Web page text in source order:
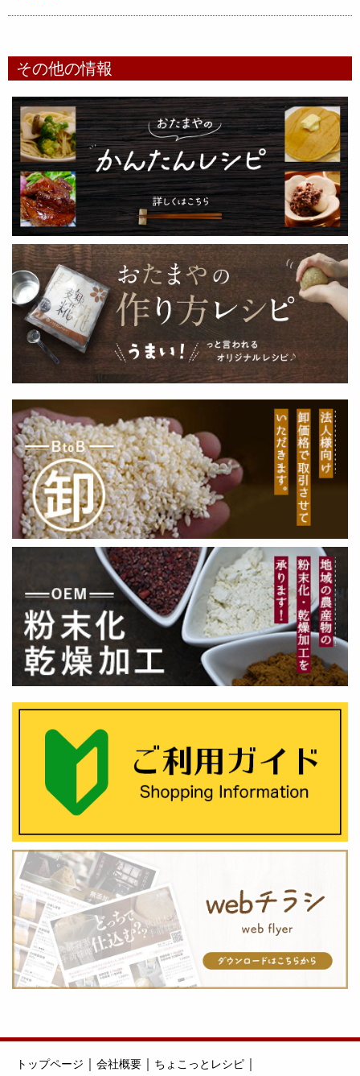
その他の情報
トップページ ｜ 会社概要 ｜ ちょこっとレシピ ｜